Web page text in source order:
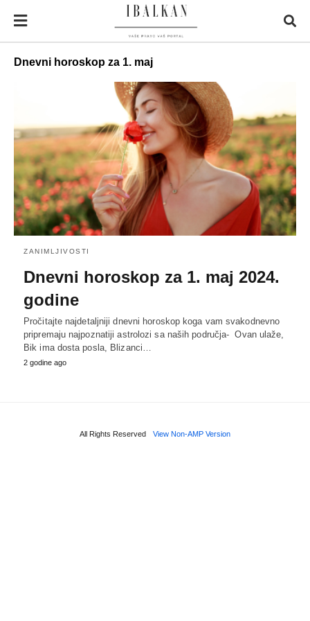
Dnevni horoskop za 1. maj
ZANIMLJIVOSTI
Dnevni horoskop za 1. maj 2024.
godine
Pročitajte najdetaljniji dnevni horoskop koga vam svakodnevno
pripremaju najpoznatiji astrolozi sa naših područja- Ovan ulaže,
Bik ima dosta posla, Blizanci…
2 godine ago
All Rights Reserved View Non-AMP Version